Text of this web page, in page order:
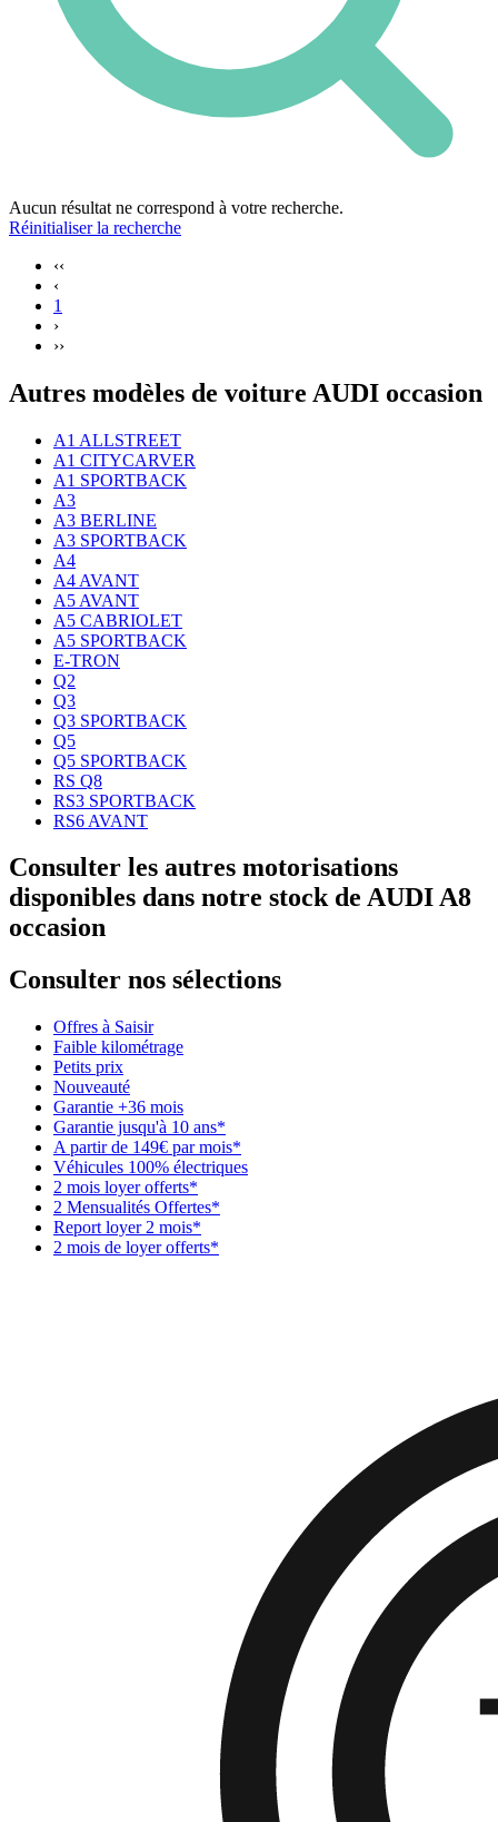
Aucun résultat ne correspond à votre recherche.
Réinitialiser la recherche
‹‹
‹
1
›
››
Autres modèles de voiture AUDI occasion
A1 ALLSTREET
A1 CITYCARVER
A1 SPORTBACK
A3
A3 BERLINE
A3 SPORTBACK
A4
A4 AVANT
A5 AVANT
A5 CABRIOLET
A5 SPORTBACK
E-TRON
Q2
Q3
Q3 SPORTBACK
Q5
Q5 SPORTBACK
RS Q8
RS3 SPORTBACK
RS6 AVANT
Consulter les autres motorisations
disponibles dans notre stock de AUDI A8
occasion
Consulter nos sélections
Offres à Saisir
Faible kilométrage
Petits prix
Nouveauté
Garantie +36 mois
Garantie jusqu'à 10 ans*
A partir de 149€ par mois*
Véhicules 100% électriques
2 mois loyer offerts*
2 Mensualités Offertes*
Report loyer 2 mois*
2 mois de loyer offerts*